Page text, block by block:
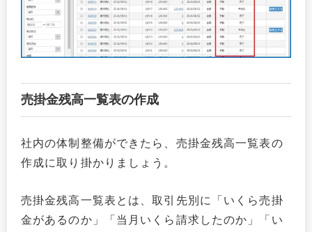
売掛金残高一覧表の作成
社内の体制整備ができたら、売掛金残高一覧表の
作成に取り掛かりましょう。
売掛金残高一覧表とは、取引先別に「いくら売掛
金があるのか」「当月いくら請求したのか」「い